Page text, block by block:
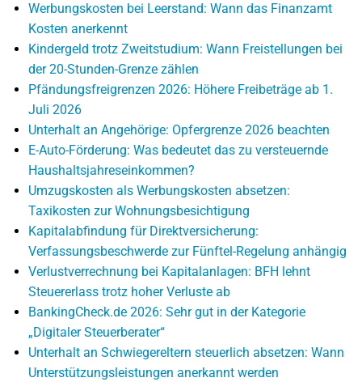
Werbungskosten bei Leerstand: Wann das Finanzamt
Kosten anerkennt
Kindergeld trotz Zweitstudium: Wann Freistellungen bei
der 20-Stunden-Grenze zählen
Pfändungsfreigrenzen 2026: Höhere Freibeträge ab 1.
Juli 2026
Unterhalt an Angehörige: Opfergrenze 2026 beachten
E-Auto-Förderung: Was bedeutet das zu versteuernde
Haushaltsjahreseinkommen?
Umzugskosten als Werbungskosten absetzen:
Taxikosten zur Wohnungsbesichtigung
Kapitalabfindung für Direktversicherung:
Verfassungsbeschwerde zur Fünftel-Regelung anhängig
Verlustverrechnung bei Kapitalanlagen: BFH lehnt
Steuererlass trotz hoher Verluste ab
BankingCheck.de 2026: Sehr gut in der Kategorie
„Digitaler Steuerberater“
Unterhalt an Schwiegereltern steuerlich absetzen: Wann
Unterstützungsleistungen anerkannt werden